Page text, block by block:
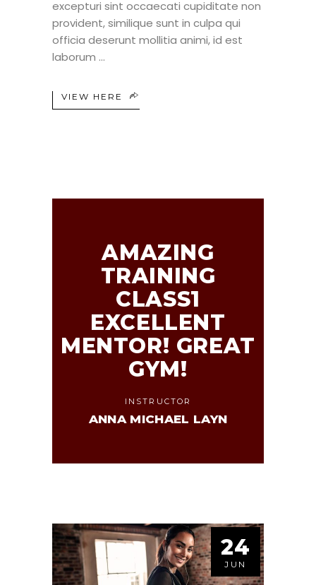
excepturi sint occaecati cupiditate non
provident, similique sunt in culpa qui
officia deserunt mollitia animi, id est
laborum
VIEW HERE
AMAZING
TRAINING
CLASS1
EXCELLENT
MENTOR! GREAT
GYM!
INSTRUCTOR
ANNA MICHAEL LAYN
24
JUN